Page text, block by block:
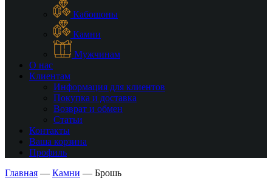
Кабошоны
Камни
Мужчинам
О нас
Клиентам
Информация для клиентов
Покупка и доставка
Возврат и обмен
Статьи
Контакты
Ваша корзина
Профиль
Главная — Камни — Брошь